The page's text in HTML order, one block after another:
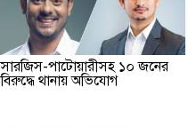
সারজিস-পাটোয়ারীসহ ১০ জনের
বিরুদ্ধে থানায় অভিযোগ